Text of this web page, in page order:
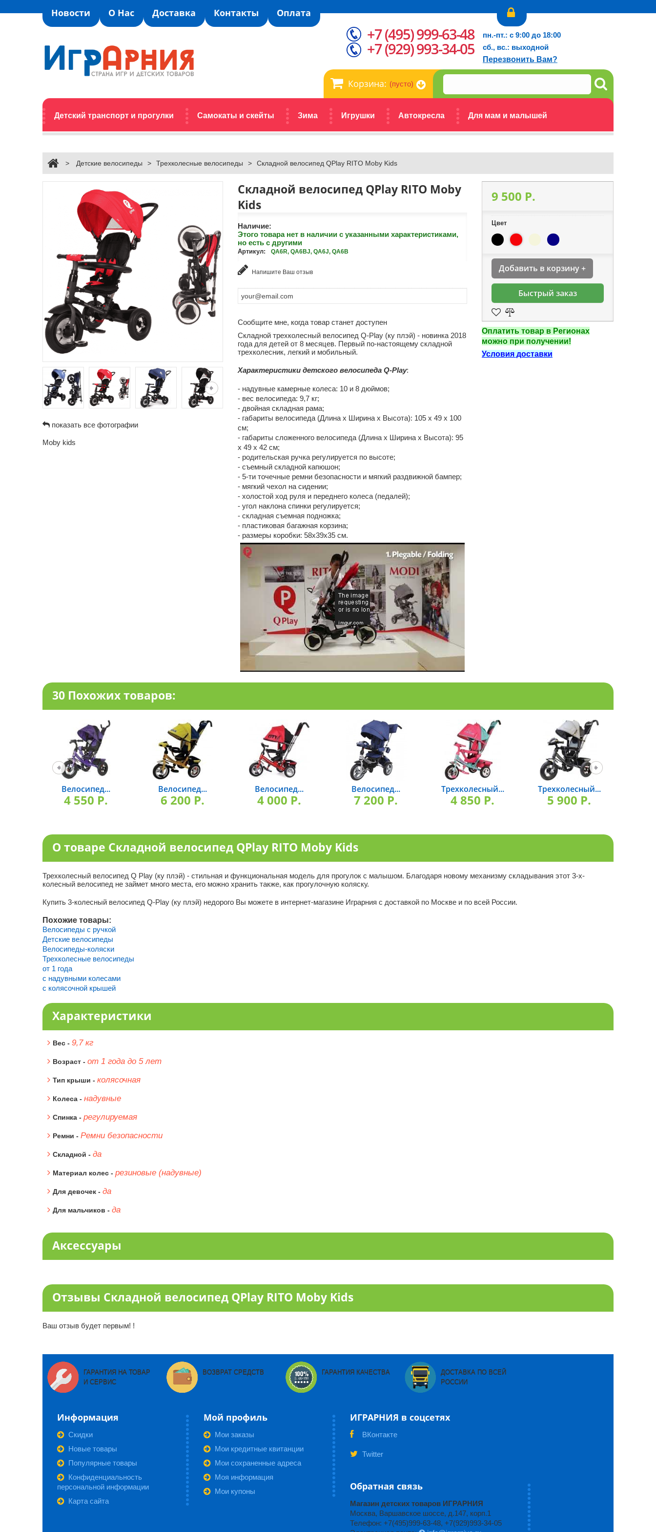
Новости О Нас Доставка Контакты Оплата
Корзина: (пусто)
Детский транспорт и прогулки Самокаты и скейты Зима Игрушки Автокресла Для мам и малышей
+7 (495) 999-63-48
+7 (929) 993-34-05
пн.-пт.: с 9:00 до 18:00
сб., вс.: выходной
Перезвонить Вам?
> Детские велосипеды > Трехколесные велосипеды > Складной велосипед QPlay RITO Moby Kids
показать все фотографии
Moby kids
Складной велосипед QPlay RITO Moby
Kids
Наличие:
Этого товара нет в наличии с указанными характеристиками,
но есть с другими
Артикул: QA6R, QA6BJ, QA6J, QA6B
Напишите Ваш отзыв
Сообщите мне, когда товар станет доступен
Складной трехколесный велосипед Q-Play (ку плэй) - новинка 2018
года для детей от 8 месяцев. Первый по-настоящему складной
трехколесник, легкий и мобильный.
Характеристики детского велосипеда Q-Play:
- надувные камерные колеса: 10 и 8 дюймов;
- вес велосипеда: 9,7 кг;
- двойная складная рама;
- габариты велосипеда (Длина х Ширина х Высота): 105 х 49 х 100
см;
- габариты сложенного велосипеда (Длина х Ширина х Высота): 95
х 49 х 42 см;
- родительская ручка регулируется по высоте;
- съемный складной капюшон;
- 5-ти точечные ремни безопасности и мягкий раздвижной бампер;
- мягкий чехол на сидении;
- холостой ход руля и переднего колеса (педалей);
- угол наклона спинки регулируется;
- складная съемная подножка;
- пластиковая багажная корзина;
- размеры коробки: 58х39х35 см.
9 500 P.
Цвет
Добавить в корзину +
Быстрый заказ
Оплатить товар в Регионах
можно при получении!
Условия доставки
30 Похожих товаров:
Велосипед...
4 550 P.
Велосипед...
6 200 P.
Велосипед...
4 000 P.
Велосипед...
7 200 P.
Трехколесный...
4 850 P.
Трехколесный...
5 900 P.
О товаре Складной велосипед QPlay RITO Moby Kids
Трехколесный велосипед Q Play (ку плэй) - стильная и функциональная модель для прогулок с малышом. Благодаря новому механизму складывания этот 3-х-
колесный велосипед не займет много места, его можно хранить также, как прогулочную коляску.
Купить 3-колесный велосипед Q-Play (ку плэй) недорого Вы можете в интернет-магазине Играрния с доставкой по Москве и по всей России.
Похожие товары:
Велосипеды с ручкой
Детские велосипеды
Велосипеды-коляски
Трехколесные велосипеды
от 1 года
с надувными колесами
с колясочной крышей
Характеристики
Вес - 9,7 кг
Возраст - от 1 года до 5 лет
Тип крыши - колясочная
Колеса - надувные
Спинка - регулируемая
Ремни - Ремни безопасности
Складной - да
Материал колес - резиновые (надувные)
Для девочек - да
Для мальчиков - да
Аксессуары
Отзывы Складной велосипед QPlay RITO Moby Kids
Ваш отзыв будет первым! !
ГАРАНТИЯ НА ТОВАР
И СЕРВИС
ВОЗВРАТ СРЕДСТВ ГАРАНТИЯ КАЧЕСТВА
ДОСТАВКА ПО ВСЕЙ
РОССИИ
Информация
Скидки
Новые товары
Популярные товары
Конфиденциальность
персональной информации
Карта сайта
Мой профиль
Мои заказы
Мои кредитные квитанции
Мои сохраненные адреса
Моя информация
Мои купоны
ИГРАРНИЯ в соцсетях
ВКонтакте
Twitter
Обратная связь
Магазин детских товаров ИГРАРНИЯ
Москва, Варшавское шоссе, д.147, корп.1
Телефон: +7(495)999-63-48, +7(929)993-34-05